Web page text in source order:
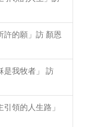
許的願」訪 顏恩
是我牧者」 訪
領的人生路」